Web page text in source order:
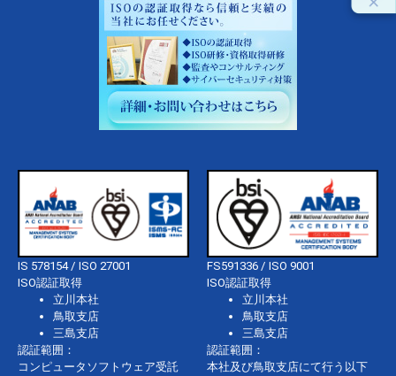
IS 578154 / ISO 27001
ISO認証取得
立川本社
鳥取支店
三島支店
認証範囲：
コンピュータソフトウェア受託
FS591336 / ISO 9001
ISO認証取得
立川本社
鳥取支店
三島支店
認証範囲：
本社及び鳥取支店にて行う以下